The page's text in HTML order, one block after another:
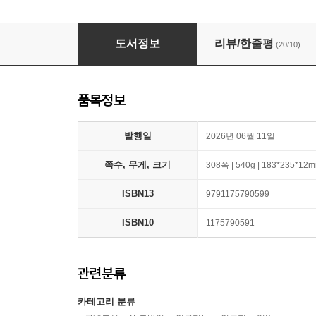
하네스 엔지니어링 with 클로드 코드
도서정보 리뷰/한줄평 (20/10)
품목정보
발행일 2026년 06월 11일
쪽수, 무게, 크기 308쪽 | 540g |
ISBN13 9791175790599
ISBN10 1175790591
관련분류
카테고리 분류